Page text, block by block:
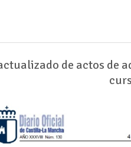
de actos de